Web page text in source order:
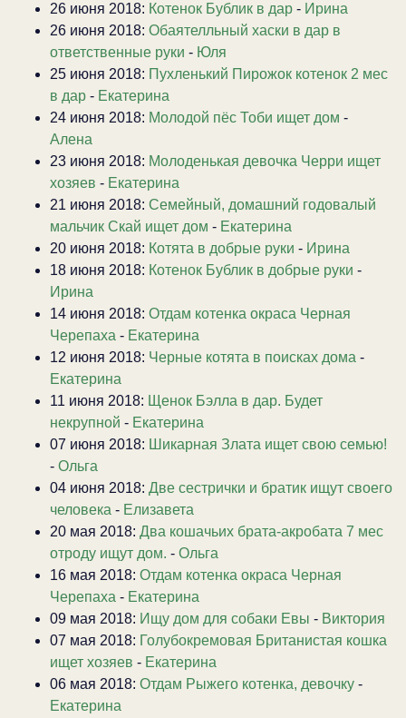
26 июня 2018: Котенок Бублик в дар - Ирина
26 июня 2018: Обаятелльный хаски в дар в
ответственные руки - Юля
25 июня 2018: Пухленький Пирожок котенок 2 мес
в дар - Екатерина
24 июня 2018: Молодой пёс Тоби ищет дом -
Алена
23 июня 2018: Молоденькая девочка Черри ищет
хозяев - Екатерина
21 июня 2018: Семейный, домашний годовалый
мальчик Скай ищет дом - Екатерина
20 июня 2018: Котята в добрые руки - Ирина
18 июня 2018: Котенок Бублик в добрые руки -
Ирина
14 июня 2018: Отдам котенка окраса Черная
Черепаха - Екатерина
12 июня 2018: Черные котята в поисках дома -
Екатерина
11 июня 2018: Щенок Бэлла в дар. Будет
некрупной - Екатерина
07 июня 2018: Шикарная Злата ищет свою семью!
- Ольга
04 июня 2018: Две сестрички и братик ищут своего
человека - Елизавета
20 мая 2018: Два кошачьих брата-акробата 7 мес
отроду ищут дом. - Ольга
16 мая 2018: Отдам котенка окраса Черная
Черепаха - Екатерина
09 мая 2018: Ищу дом для собаки Евы - Виктория
07 мая 2018: Голубокремовая Британистая кошка
ищет хозяев - Екатерина
06 мая 2018: Отдам Рыжего котенка, девочку -
Екатерина